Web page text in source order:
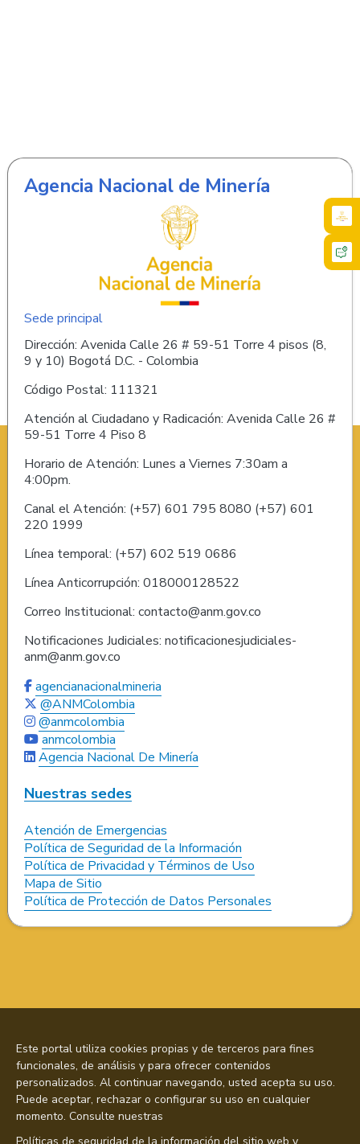
Agencia Nacional de Minería
Sede principal
Dirección: Avenida Calle 26 # 59-51 Torre 4 pisos (8,
9 y 10) Bogotá D.C. - Colombia
Código Postal: 111321
Atención al Ciudadano y Radicación: Avenida Calle 26 #
59-51 Torre 4 Piso 8
Horario de Atención: Lunes a Viernes 7:30am a
4:00pm.
Canal el Atención: (+57) 601 795 8080 (+57) 601
220 1999
Línea temporal: (+57) 602 519 0686
Línea Anticorrupción: 018000128522
Correo Institucional: contacto@anm.gov.co
Notificaciones Judiciales: notificacionesjudiciales-
anm@anm.gov.co
agencianacionalmineria
@ANMColombia
@anmcolombia
anmcolombia
Agencia Nacional De Minería
Nuestras sedes
Atención de Emergencias
Política de Seguridad de la Información
Política de Privacidad y Términos de Uso
Mapa de Sitio
Política de Protección de Datos Personales
Este portal utiliza cookies propias y de terceros para fines
funcionales, de análisis y para ofrecer contenidos
personalizados. Al continuar navegando, usted acepta su uso.
Puede aceptar, rechazar o configurar su uso en cualquier
momento. Consulte nuestras